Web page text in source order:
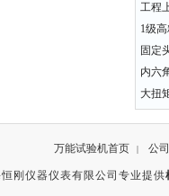
工程
1级
固定
内六
大扭
万能试验机首页 | 公
刚仪器仪表有限公司专业提供